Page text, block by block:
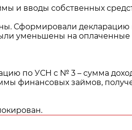
и вводы собственных
Сформировали
уменьшены на оплаченные
по УСН с № 3 – сумма
финансовых займов,